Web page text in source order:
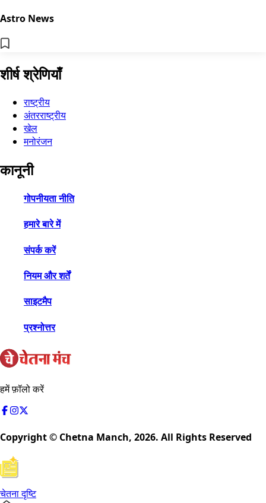
Astro News
शीर्ष श्रेणियाँ
राष्ट्रीय
अंतरराष्ट्रीय
खेल
मनोरंजन
कानूनी
गोपनीयता नीति
हमारे बारे में
संपर्क करें
नियम और शर्तें
साइटमैप
प्रश्नोत्तर
हमें फ़ॉलो करें
Copyright © Chetna Manch, 2026. All Rights Reserved
चेतना दृष्टि